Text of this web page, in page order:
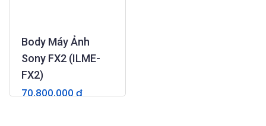
Body Máy Ảnh
Sony FX2 (ILME-
FX2)
70.800.000 đ